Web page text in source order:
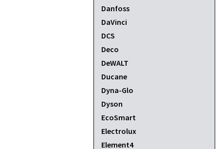
Danfoss
DaVinci
DCS
Deco
DeWALT
Ducane
Dyna-Glo
Dyson
EcoSmart
Electrolux
Element4